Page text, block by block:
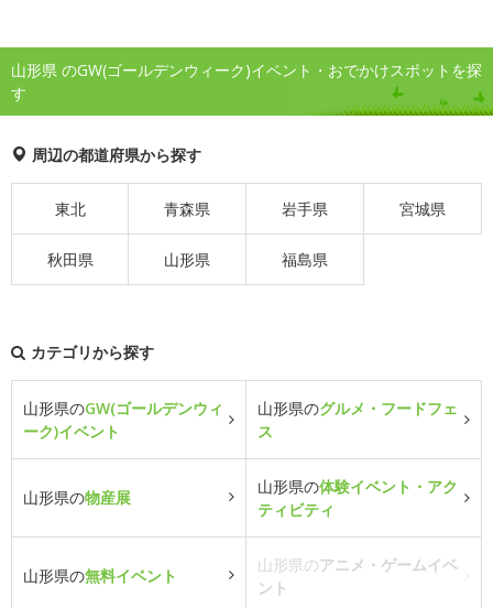
山形県 のGW(ゴールデンウィーク)イベント・おでかけスポットを探
す
周辺の都道府県から探す
東北 青森県 岩手県 宮城県
秋田県 山形県 福島県
カテゴリから探す
山形県のGW(ゴールデンウィ
ーク)イベント
山形県のグルメ・フードフェ
ス
山形県の物産展
山形県の体験イベント・アク
ティビティ
山形県の無料イベント
山形県のアニメ・ゲームイベ
ント